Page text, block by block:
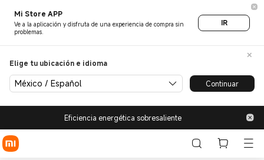
Mi Store APP
Ve a la aplicación y disfruta de una experiencia de compra sin
problemas.
IR
Elige tu ubicación e idioma
México / Español Continuar
Eficiencia energética sobresaliente